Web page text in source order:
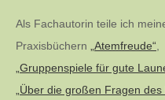
Als Fachautorin teile ich
Praxisbüchern
„Atemfreude“
„Gruppenspiele für gute
„Über die großen Fragen